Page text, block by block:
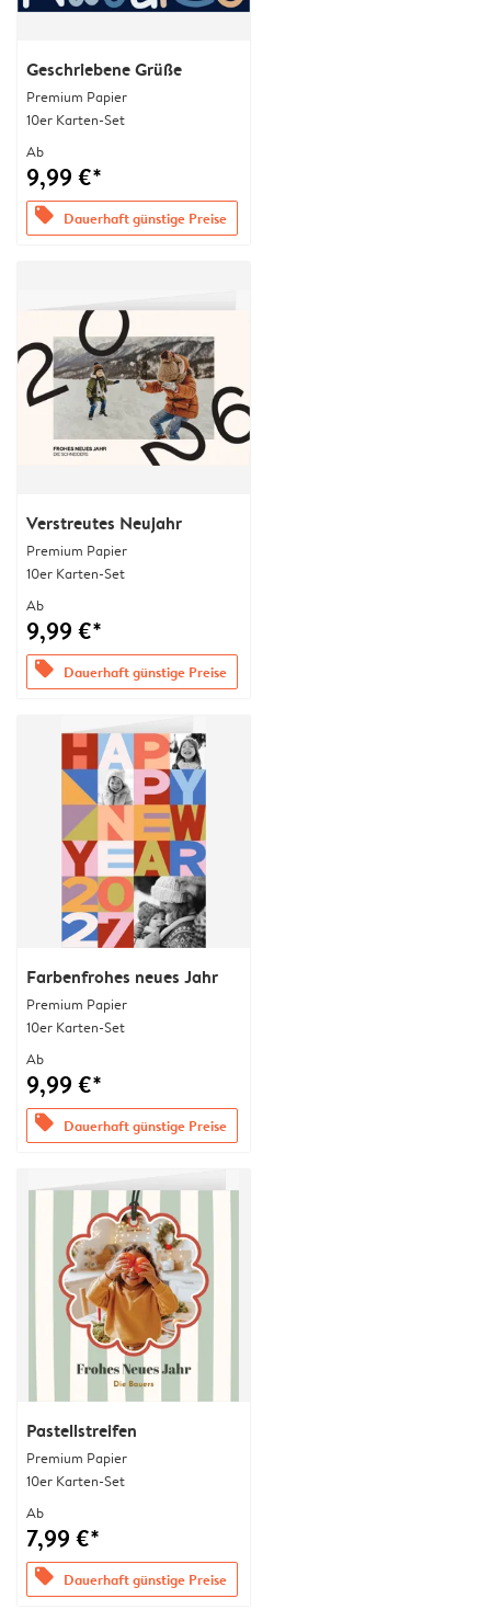
Geschriebene Grüße
Premium Papier
10er Karten-Set
Ab
9,99 €*
offers Dauerhaft günstige Preise
Verstreutes Neujahr
Premium Papier
10er Karten-Set
Ab
9,99 €*
offers Dauerhaft günstige Preise
Farbenfrohes neues Jahr
Premium Papier
10er Karten-Set
Ab
9,99 €*
offers Dauerhaft günstige Preise
Pastellstreifen
Premium Papier
10er Karten-Set
Ab
7,99 €*
offers Dauerhaft günstige Preise